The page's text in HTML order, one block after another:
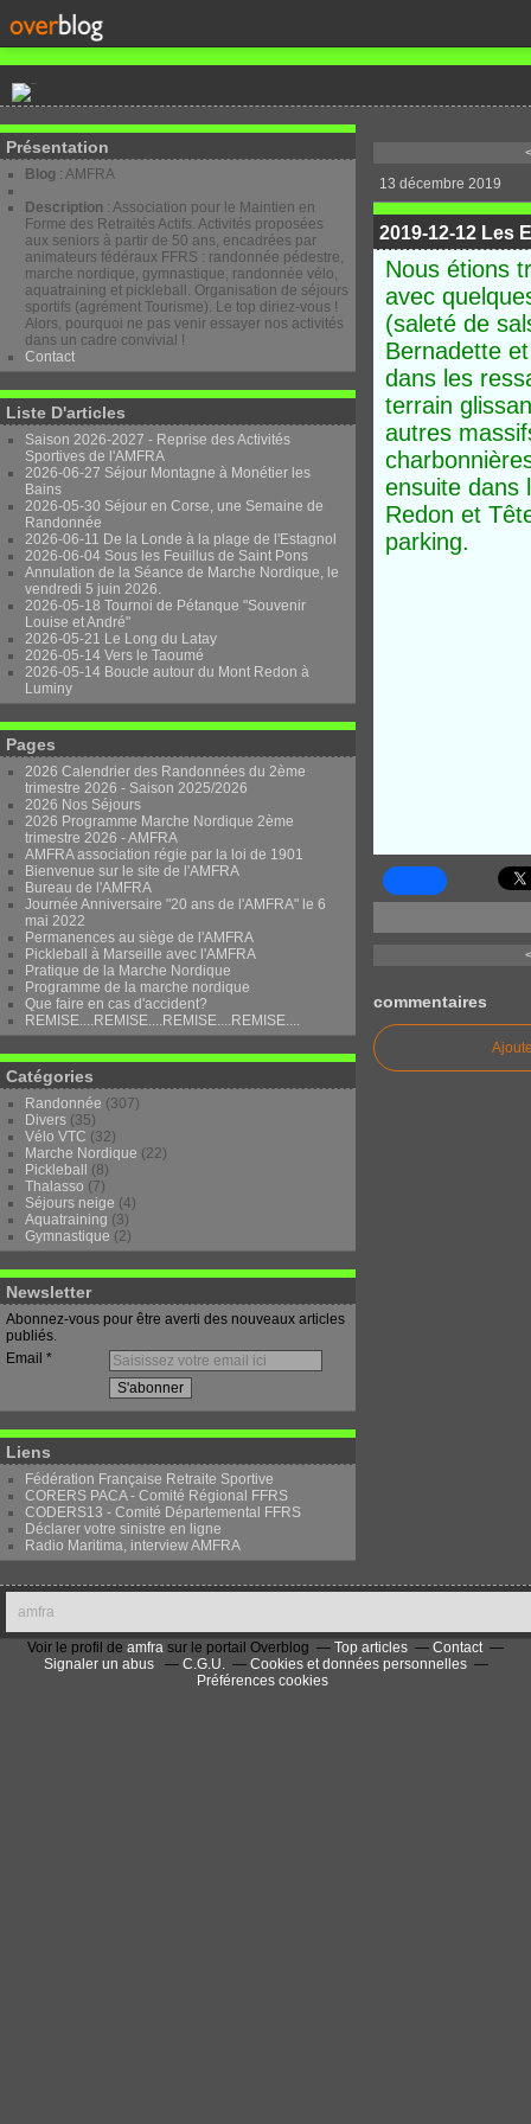
Présentation
Blog : AMFRA
Description : Association pour le Maintien en
Forme des Retraités Actifs. Activités proposées
aux seniors à partir de 50 ans, encadrées par
animateurs fédéraux FFRS : randonnée pédestre,
marche nordique, gymnastique, randonnée vélo,
aquatraining et pickleball. Organisation de séjours
sportifs (agrément Tourisme). Le top diriez-vous !
Alors, pourquoi ne pas venir essayer nos activités
dans un cadre convivial !
Contact
Liste D'articles
Saison 2026-2027 - Reprise des Activités
Sportives de l'AMFRA
2026-06-27 Séjour Montagne à Monétier les
Bains
2026-05-30 Séjour en Corse, une Semaine de
Randonnée
2026-06-11 De la Londe à la plage de l'Estagnol
2026-06-04 Sous les Feuillus de Saint Pons
Annulation de la Séance de Marche Nordique, le
vendredi 5 juin 2026.
2026-05-18 Tournoi de Pétanque "Souvenir
Louise et André"
2026-05-21 Le Long du Latay
2026-05-14 Vers le Taoumé
2026-05-14 Boucle autour du Mont Redon à
Luminy
Pages
2026 Calendrier des Randonnées du 2ème
trimestre 2026 - Saison 2025/2026
2026 Nos Séjours
2026 Programme Marche Nordique 2ème
trimestre 2026 - AMFRA
AMFRA association régie par la loi de 1901
Bienvenue sur le site de l'AMFRA
Bureau de l'AMFRA
Journée Anniversaire "20 ans de l'AMFRA" le 6
mai 2022
Permanences au siège de l'AMFRA
Pickleball à Marseille avec l'AMFRA
Pratique de la Marche Nordique
Programme de la marche nordique
Que faire en cas d'accident?
REMISE....REMISE....REMISE....REMISE....
Catégories
Randonnée (307)
Divers (35)
Vélo VTC (32)
Marche Nordique (22)
Pickleball
(8)
Thalasso (7)
Séjours neige (4)
Aquatraining (3)
Gymnastique (2)
Newsletter
Abonnez-vous pour être averti des nouveaux articles
publiés.
Email
Liens
Fédération Française Retraite Sportive
CORERS PACA - Comité Régional FFRS
CODERS13 - Comité Départemental FFRS
Déclarer votre sinistre en ligne
Radio Maritima, interview AMFRA
13 décembre 2019
2019-12-12 Les
Nous étions
avec
(saleté de
Bernadette
dans les
terrain
autres
ensuite dans
Redon et
parking.
commentaires
amfra
Voir le profil de amfra sur le portail Overblog Top articles
Contact
Signaler un abus
C.G.U.
Cookies et données personnelles
Préférences cookies